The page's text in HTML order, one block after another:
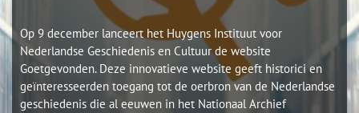
Op 9 december lanceert het Huygens Instituut voor
Nederlandse Geschiedenis en Cultuur de website
Goetgevonden. Deze innovatieve website geeft historici en
geïnteresseerden toegang tot de oerbron van de Nederlandse
geschiedenis die al eeuwen in het Nationaal Archief